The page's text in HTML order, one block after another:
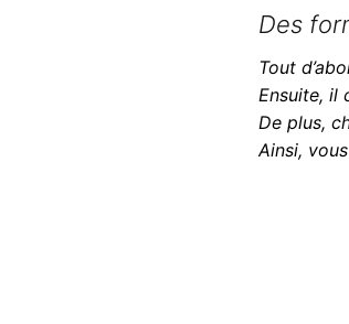
Des
Tout
Ensuite, il
De plus,
Ainsi,